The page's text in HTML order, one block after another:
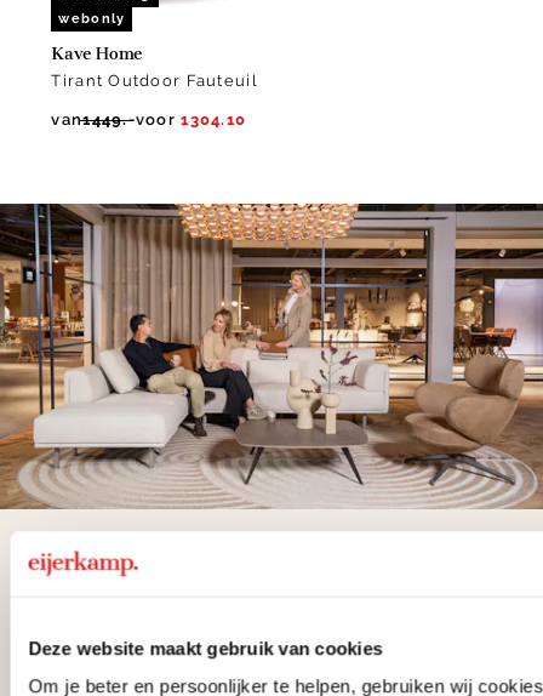
Deze website maakt gebruik van cookies
Om je beter en persoonlijker te helpen, gebruiken wij
webonly
Kave Home
Tirant Outdoor Fauteuil
van1449.-voor 1304.10
De woonwinkel
Wie kent het programma vtwonen